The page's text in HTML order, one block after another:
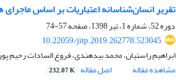
تقریر انسان‌شناسانه اعتباریات بر اساس ماجرای
دوره 52، شماره 1، تیر 1398، صفحه
57-74
10.22059/jitp.2019.262778.523045
ابراهیم راستیان، محمد بیدهندی، فروغ السادات رحیم
مشاهده مقاله
اصل مقاله 232.07 K